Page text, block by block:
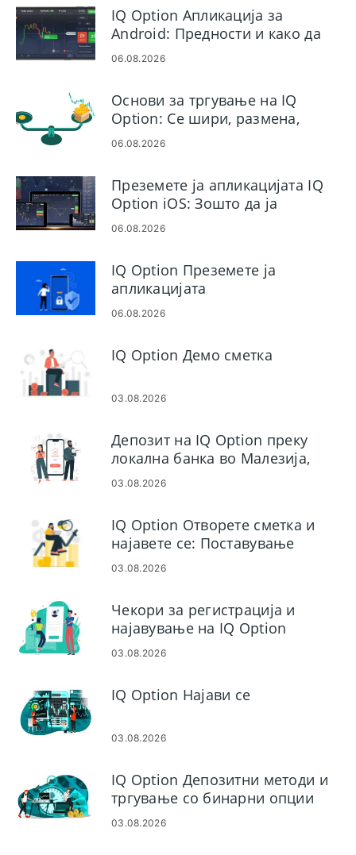
IQ Option Апликација за
Android: Предности и како да
се преземе
06.08.2026
Основи за тргување на IQ
Option: Се шири, размена,
маржа, потпора
06.08.2026
Преземете ја апликацијата IQ
Option iOS: Зошто да ја
користите и како да ја
06.08.2026
IQ Option Преземете ја
апликацијата
06.08.2026
IQ Option Демо сметка
03.08.2026
Депозит на IQ Option преку
локална банка во Малезија,
Тајланд и Лаос
03.08.2026
IQ Option Отворете сметка и
најавете се: Поставување
сметка и пристап
03.08.2026
Чекори за регистрација и
најавување на IQ Option
03.08.2026
IQ Option Најави се
03.08.2026
IQ Option Депозитни методи и
тргување со бинарни опции
03.08.2026